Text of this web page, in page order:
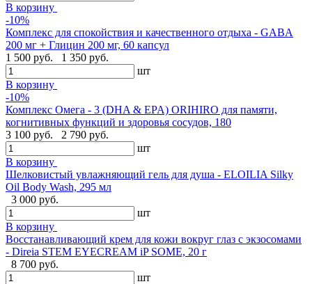
В корзину
-10%
Комплекс для спокойствия и качественного отдыха - GABA
200 мг + Глицин 200 мг, 60 капсул
1 500 руб.
1 350 руб.
шт
В корзину
-10%
Комплекс Омега - 3 (DHA & EPA) ORIHIRO для памяти,
когнитивных функций и здоровья сосудов, 180
3 100 руб.
2 790 руб.
шт
В корзину
Шелковистый увлажняющий гель для душа - ELOILIA Silky
Oil Body Wash, 295 мл
3 000 руб.
шт
В корзину
Восстанавливающий крем для кожи вокруг глаз с экзосомами
- Direia STEM EYECREAM iP SOME, 20 г
8 700 руб.
шт